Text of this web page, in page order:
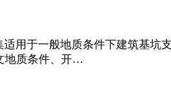
适用于一般地质条件下建筑基坑
地质条件、开…